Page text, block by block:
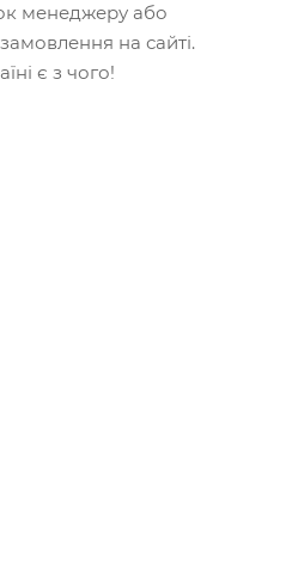
менеджеру або
на сайті.
є з чого!